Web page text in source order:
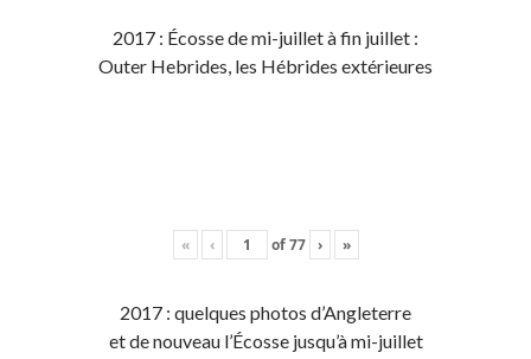
2017 : Écosse de mi-juillet à fin juillet :
Outer Hebrides, les Hébrides extérieures
« ‹ of77 › »
2017 : quelques photos d’Angleterre
et de nouveau l’Écosse jusqu’à mi-juillet